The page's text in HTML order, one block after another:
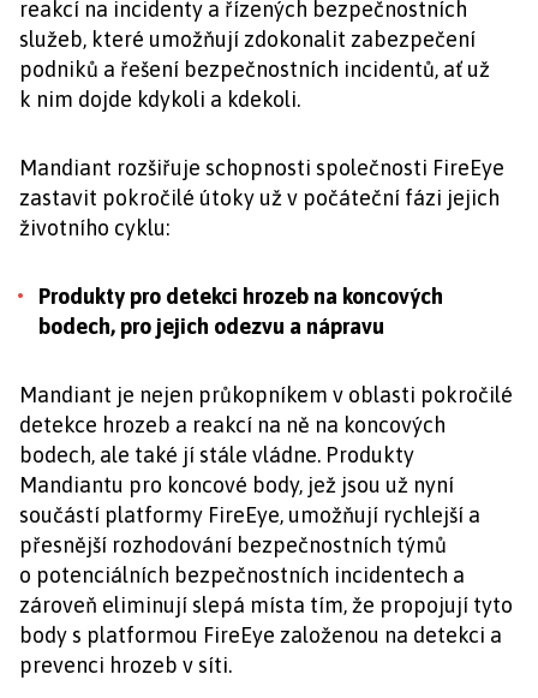
reakcí na incidenty a řízených bezpečnostních
služeb, které umožňují zdokonalit zabezpečení
podniků a řešení bezpečnostních incidentů, ať už
k nim dojde kdykoli a kdekoli.
Mandiant rozšiřuje schopnosti společnosti FireEye
zastavit pokročilé útoky už v počáteční fázi jejich
životního cyklu:
Produkty pro detekci hrozeb na koncových
bodech, pro jejich odezvu a nápravu
Mandiant je nejen průkopníkem v oblasti pokročilé
detekce hrozeb a reakcí na ně na koncových
bodech, ale také jí stále vládne. Produkty
Mandiantu pro koncové body, jež jsou už nyní
součástí platformy FireEye, umožňují rychlejší a
přesnější rozhodování bezpečnostních týmů
o potenciálních bezpečnostních incidentech a
zároveň eliminují slepá místa tím, že propojují tyto
body s platformou FireEye založenou na detekci a
prevenci hrozeb v síti.